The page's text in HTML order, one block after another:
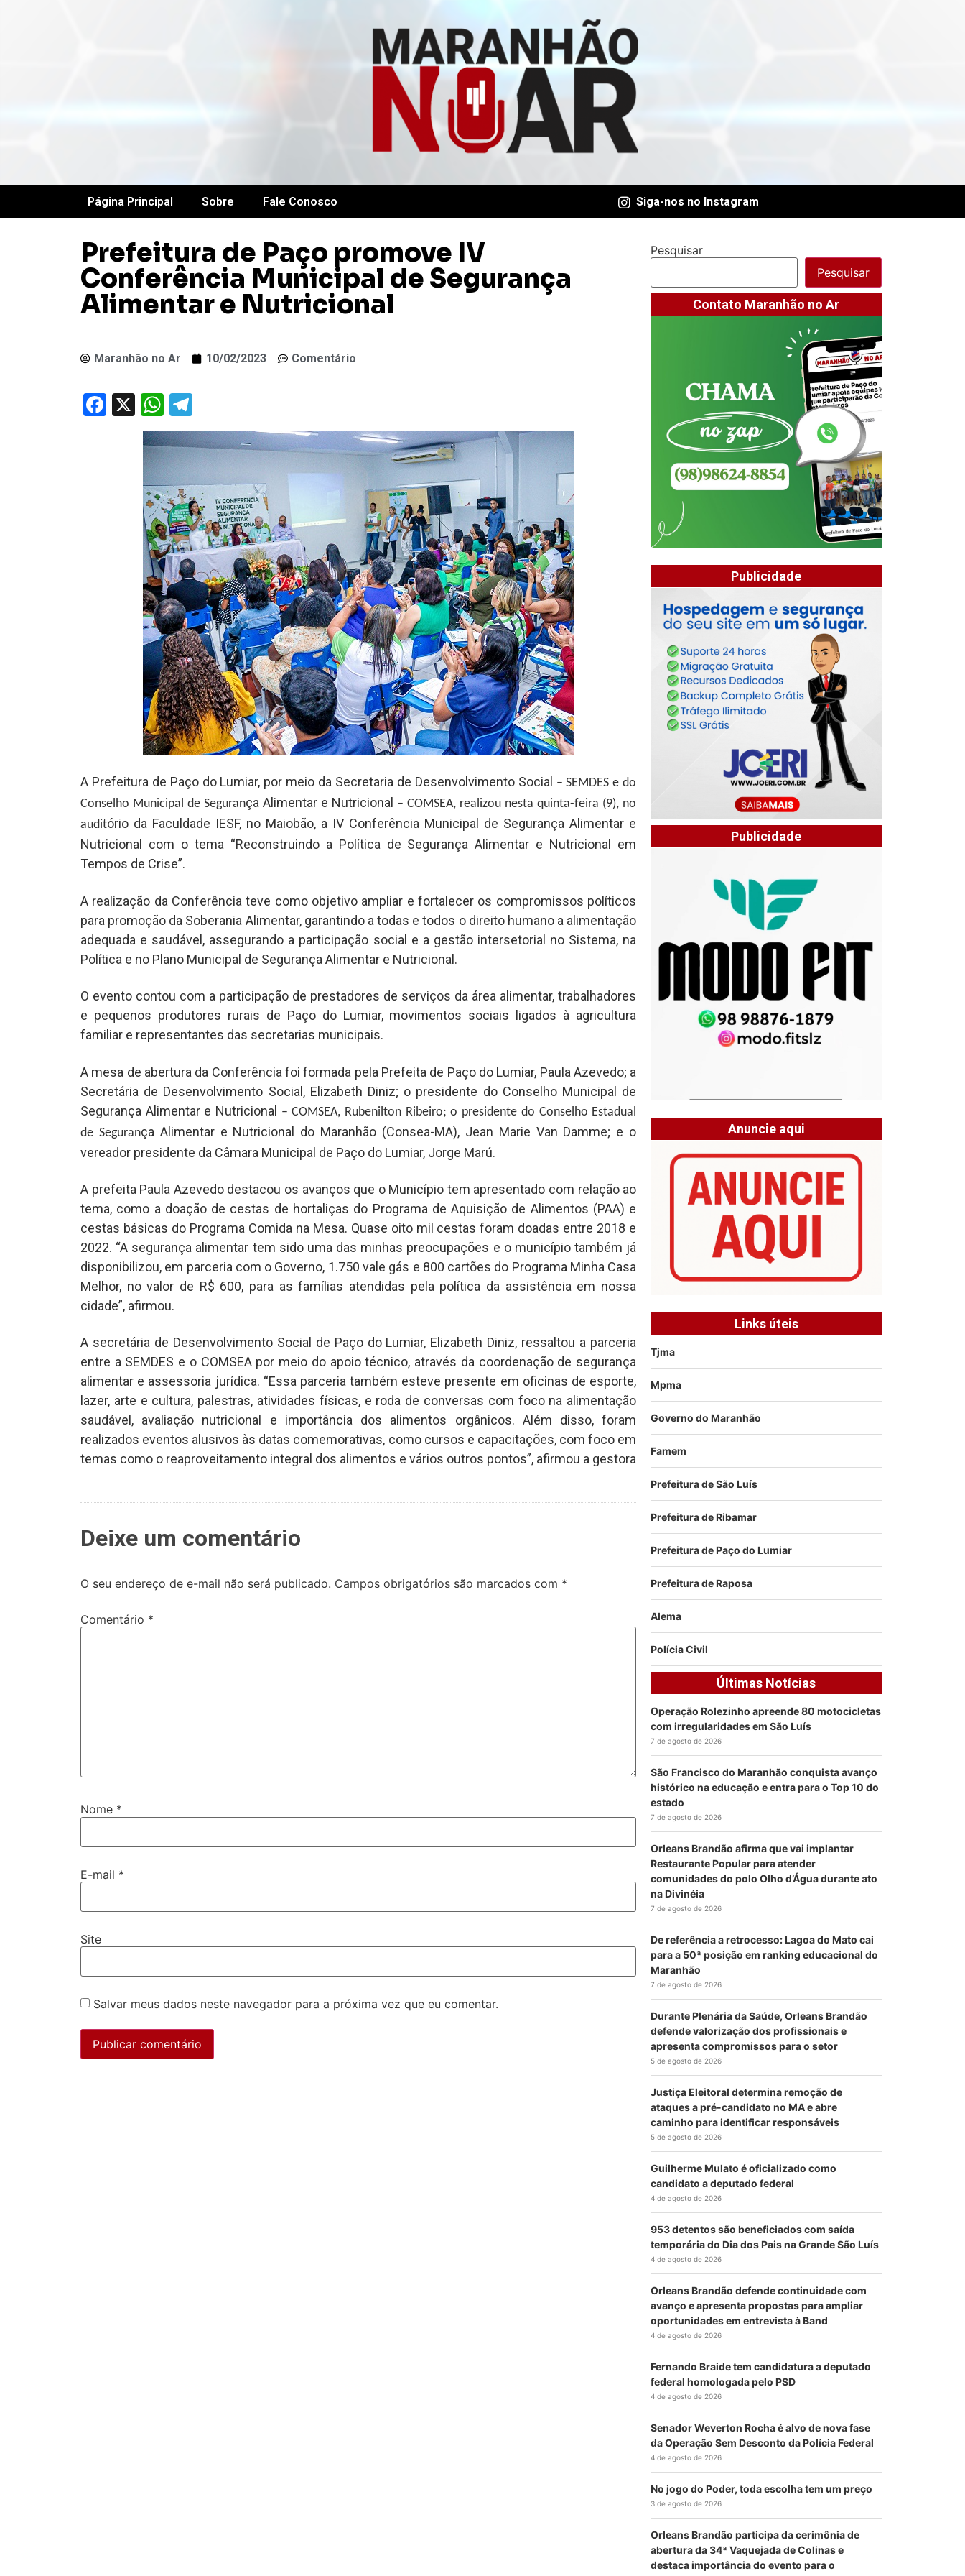
Página Principal Sobre Fale Conosco Siga-nos no Instagram
Prefeitura de Paço promove IV
Conferência Municipal de Segurança
Alimentar e Nutricional
Maranhão no Ar 10/02/2023 Comentário
Facebook
X WhatsApp
A Prefeitura de Paço do Lumiar, por meio da Secretaria de Desenvolvimento Social – SEMDES e do
Conselho Municipal de Segurança Alimentar e Nutricional – COMSEA, realizou nesta quinta-feira (9), no
auditório da Faculdade IESF, no Maiobão, a IV Conferência Municipal de Segurança Alimentar e
Nutricional com o tema “Reconstruindo a Política de Segurança Alimentar e Nutricional em
Tempos de Crise”.
A realização da Conferência teve como objetivo ampliar e fortalecer os compromissos políticos
para promoção da Soberania Alimentar, garantindo a todas e todos o direito humano a alimentação
adequada e saudável, assegurando a participação social e a gestão intersetorial no Sistema, na
Política e no Plano Municipal de Segurança Alimentar e Nutricional.
O evento contou com a participação de prestadores de serviços da área alimentar, trabalhadores
e pequenos produtores rurais de Paço do Lumiar, movimentos sociais ligados à agricultura
familiar e representantes das secretarias municipais.
A mesa de abertura da Conferência foi formada pela Prefeita de Paço do Lumiar, Paula Azevedo; a
Secretária de Desenvolvimento Social, Elizabeth Diniz; o presidente do Conselho Municipal de
Segurança Alimentar e Nutricional – COMSEA, Rubenilton Ribeiro; o presidente do Conselho Estadual
de Segurança Alimentar e Nutricional do Maranhão (Consea-MA), Jean Marie Van Damme; e o
vereador presidente da Câmara Municipal de Paço do Lumiar, Jorge Marú.
A prefeita Paula Azevedo destacou os avanços que o Município tem apresentado com relação ao
tema, como a doação de cestas de hortaliças do Programa de Aquisição de Alimentos (PAA) e
cestas básicas do Programa Comida na Mesa. Quase oito mil cestas foram doadas entre 2018 e
2022. “A segurança alimentar tem sido uma das minhas preocupações e o município também já
disponibilizou, em parceria com o Governo, 1.750 vale gás e 800 cartões do Programa Minha Casa
Melhor, no valor de R$ 600, para as famílias atendidas pela política da assistência em nossa
cidade”, afirmou.
A secretária de Desenvolvimento Social de Paço do Lumiar, Elizabeth Diniz, ressaltou a parceria
entre a SEMDES e o COMSEA por meio do apoio técnico, através da coordenação de segurança
alimentar e assessoria jurídica. “Essa parceria também esteve presente em oficinas de esporte,
lazer, arte e cultura, palestras, atividades físicas, e roda de conversas com foco na alimentação
saudável, avaliação nutricional e importância dos alimentos orgânicos. Além disso, foram
realizados eventos alusivos às datas comemorativas, como cursos e capacitações, com foco em
temas como o reaproveitamento integral dos alimentos e vários outros pontos”, afirmou a gestora
Deixe um comentário
O seu endereço de e-mail não será publicado. Campos obrigatórios são marcados com *
Comentário *
Nome *
E-mail *
Site
Salvar meus dados neste navegador para a próxima vez que eu comentar.
Pesquisar
Pesquisar
Contato Maranhão no Ar
Publicidade
Publicidade
Anuncie aqui
Links úteis
Tjma
Mpma
Governo do Maranhão
Famem
Prefeitura de São Luís
Prefeitura de Ribamar
Prefeitura de Paço do Lumiar
Prefeitura de Raposa
Alema
Polícia Civil
Últimas Notícias
Operação Rolezinho apreende 80 motocicletas
com irregularidades em São Luís
7 de agosto de 2026
São Francisco do Maranhão conquista avanço
histórico na educação e entra para o Top 10 do
estado
7 de agosto de 2026
Orleans Brandão afirma que vai implantar
Restaurante Popular para atender
comunidades do polo Olho d’Água durante ato
na Divinéia
7 de agosto de 2026
De referência a retrocesso: Lagoa do Mato cai
para a 50ª posição em ranking educacional do
Maranhão
7 de agosto de 2026
Durante Plenária da Saúde, Orleans Brandão
defende valorização dos profissionais e
apresenta compromissos para o setor
5 de agosto de 2026
Justiça Eleitoral determina remoção de
ataques a pré-candidato no MA e abre
caminho para identificar responsáveis
5 de agosto de 2026
Guilherme Mulato é oficializado como
candidato a deputado federal
4 de agosto de 2026
953 detentos são beneficiados com saída
temporária do Dia dos Pais na Grande São Luís
4 de agosto de 2026
Orleans Brandão defende continuidade com
avanço e apresenta propostas para ampliar
oportunidades em entrevista à Band
4 de agosto de 2026
Fernando Braide tem candidatura a deputado
federal homologada pelo PSD
4 de agosto de 2026
Senador Weverton Rocha é alvo de nova fase
da Operação Sem Desconto da Polícia Federal
4 de agosto de 2026
No jogo do Poder, toda escolha tem um preço
3 de agosto de 2026
Orleans Brandão participa da cerimônia de
abertura da 34ª Vaquejada de Colinas e
destaca importância do evento para o